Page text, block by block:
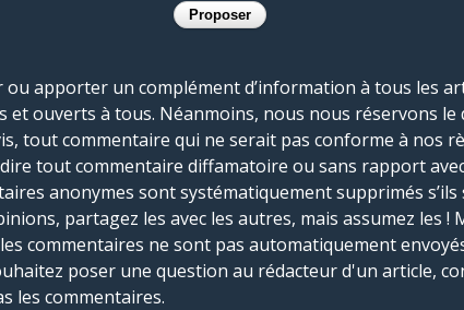
apporter un complément d’information à tous les
et ouverts à tous. Néanmoins, nous nous réservons
tout commentaire qui ne serait pas conforme à nos
tout commentaire diffamatoire ou sans rapport avec
anonymes sont systématiquement supprimés
partagez les avec les autres, mais assumez les !
commentaires ne sont pas automatiquement
poser une question au rédacteur d'un article,
les commentaires.